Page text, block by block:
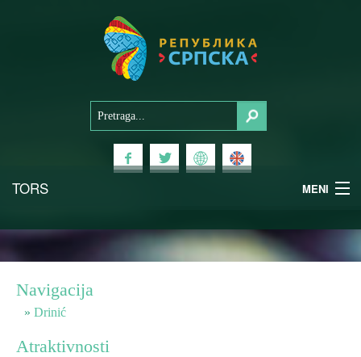
TORS MENI
Planinski turizam
Navigacija
Drinić
Atraktivnosti